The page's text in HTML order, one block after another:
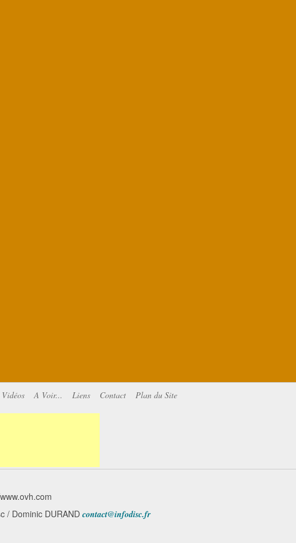
Vidéos A Voir... Liens Contact Plan du Site
/ Dominic DURAND contact@infodisc.fr